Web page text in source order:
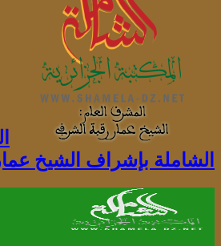
الشاملة بإشراف الشيخ